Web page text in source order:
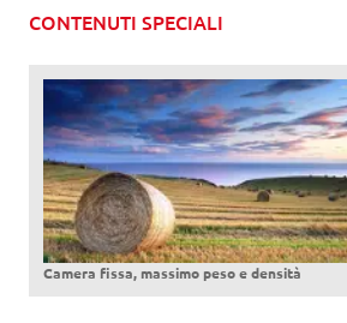
CONTENUTI SPECIALI
Camera fissa, massimo peso e densità